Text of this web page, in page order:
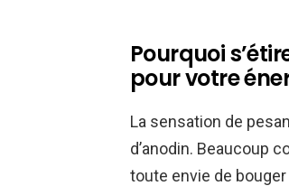
Pourquoi
pour votre
La sensation de
d’anodin. Beaucoup
toute envie de